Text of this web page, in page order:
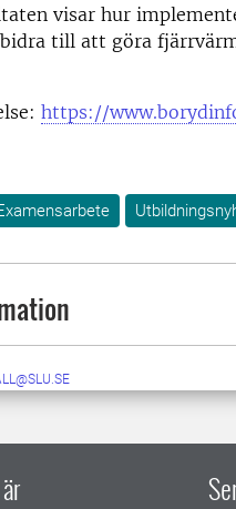
visar hur
bidra till att göra
https://